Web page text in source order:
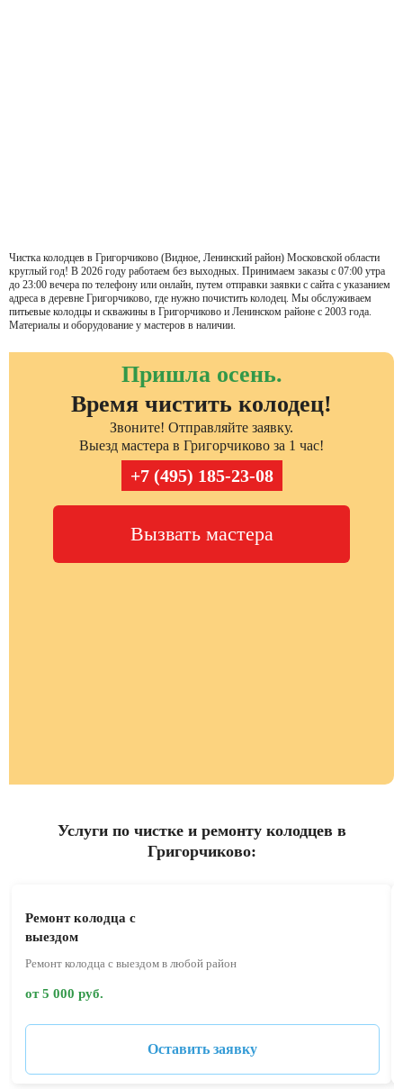
Чистка колодцев в Григорчиково (Видное, Ленинский район) Московской области
круглый год! В 2026 году работаем без выходных. Принимаем заказы с 07:00 утра
до 23:00 вечера по телефону или онлайн, путем отправки заявки с сайта с указанием
адреса в деревне Григорчиково, где нужно почистить колодец. Мы обслуживаем
питьевые колодцы и скважины в Григорчиково и Ленинском районе с 2003 года.
Материалы и оборудование у мастеров в наличии.
Пришла осень.
Время чистить колодец!
Звоните! Отправляйте заявку.
Выезд мастера в Григорчиково за 1 час!
+7 (495) 185-23-08
Вызвать мастера
Услуги по чистке и ремонту колодцев в
Григорчиково:
Ремонт колодца с
выездом
Ремонт колодца с выездом в любой район
от 5 000 руб.
Оставить заявку